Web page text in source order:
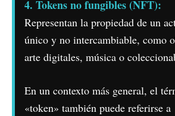
4. Tokens no fungibles (NFT):
Representan la propiedad de un
único y no intercambiable, como
arte digitales, música o
En un contexto más general, el
«token» también puede referirse a